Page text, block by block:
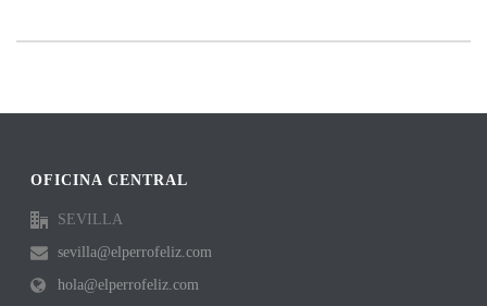
OFICINA CENTRAL
SEVILLA
sevilla@elperrofeliz.com
hola@elperrofeliz.com